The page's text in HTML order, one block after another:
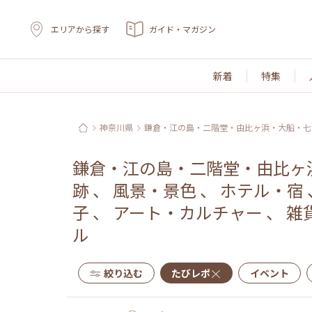
エリアから探す ガイド・マガジン
新着 特集
神奈川県 鎌倉・江の島・二階堂・由比ヶ浜・大船・
鎌倉・江の島・二階堂・由比
跡 、 風景・景色 、 ホテル・宿
子 、 アート・カルチャー 、 雑
ル
絞り込む たびレポ イベント